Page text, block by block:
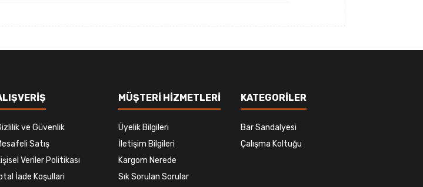
ve Güvenlik
Satış
Veriler Politikası
İade Koşullari
MÜŞTERİ HİZMETLERİ
Üyelik Bilgileri
İletişim Bilgileri
Kargom Nerede
Sık Sorulan Sorular
KATEGORİLER
Bar Sandalyesi
Çalışma Koltuğu